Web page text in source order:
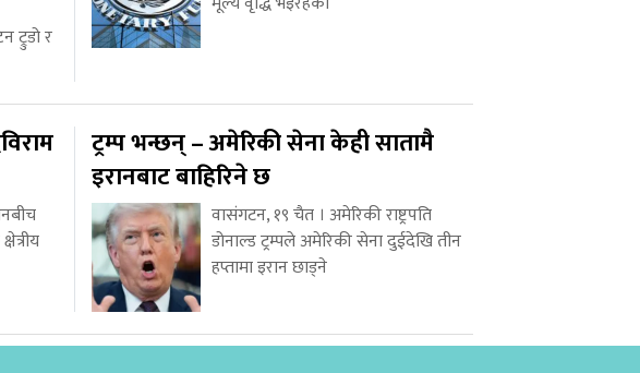
ट्रुडो र
ट्रम्प भन्छन् – अमेरिकी सेना केही सातामै
इरानबाट बाहिरिने छ
वासंगटन, १९ चैत । अमेरिकी राष्ट्रपति
डोनाल्ड ट्रम्पले अमेरिकी सेना दुईदेखि तीन
हप्तामा इरान छाड्ने